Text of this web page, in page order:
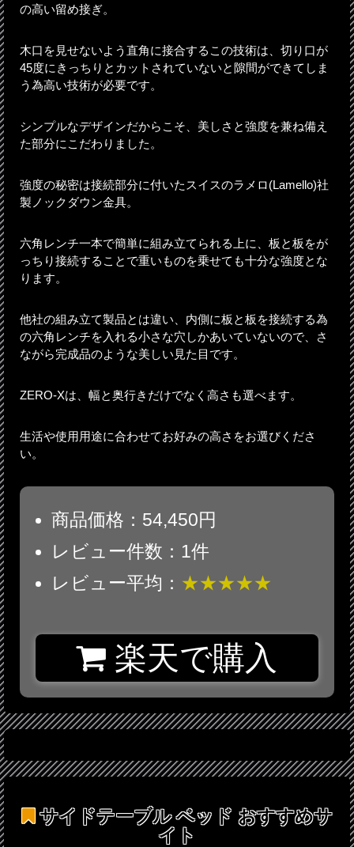
の高い留め接ぎ。
木口を見せないよう直角に接合するこの技術は、切り口が
45度にきっちりとカットされていないと隙間ができてしま
う為高い技術が必要です。
シンプルなデザインだからこそ、美しさと強度を兼ね備え
た部分にこだわりました。
強度の秘密は接続部分に付いたスイスのラメロ(Lamello)社
製ノックダウン金具。
六角レンチ一本で簡単に組み立てられる上に、板と板をが
っちり接続することで重いものを乗せても十分な強度とな
ります。
他社の組み立て製品とは違い、内側に板と板を接続する為
の六角レンチを入れる小さな穴しかあいていないので、さ
ながら完成品のような美しい見た目です。
ZERO-Xは、幅と奥行きだけでなく高さも選べます。
生活や使用用途に合わせてお好みの高さをお選びくださ
い。
商品価格：54,450円
レビュー件数：1件
レビュー平均： ★★★★★
楽天で購入
サイドテーブル ベッド おすすめサ
イト